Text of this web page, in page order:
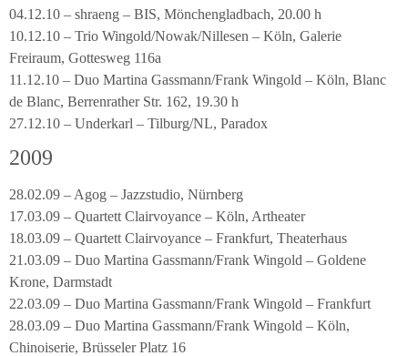
04.12.10 – shraeng – BIS, Mönchengladbach, 20.00 h
10.12.10 – Trio Wingold/Nowak/Nillesen – Köln, Galerie
Freiraum, Gottesweg 116a
11.12.10 – Duo Martina Gassmann/Frank Wingold – Köln, Blanc
de Blanc, Berrenrather Str. 162, 19.30 h
27.12.10 – Underkarl – Tilburg/NL, Paradox
2009
28.02.09 – Agog – Jazzstudio, Nürnberg
17.03.09 – Quartett Clairvoyance – Köln, Artheater
18.03.09 – Quartett Clairvoyance – Frankfurt, Theaterhaus
21.03.09 – Duo Martina Gassmann/Frank Wingold – Goldene
Krone, Darmstadt
22.03.09 – Duo Martina Gassmann/Frank Wingold – Frankfurt
28.03.09 – Duo Martina Gassmann/Frank Wingold – Köln,
Chinoiserie, Brüsseler Platz 16